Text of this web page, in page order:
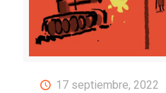
17 septiembre, 2022